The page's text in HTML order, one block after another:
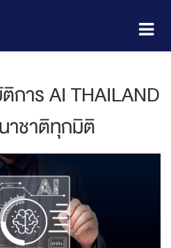
าร AI THAILAND
ชาติทุกมิติ